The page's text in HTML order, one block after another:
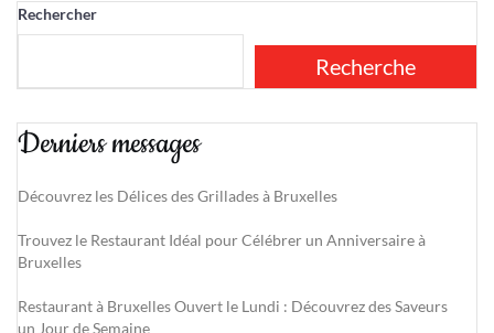
Rechercher
Recherche
Derniers messages
Découvrez les Délices des Grillades à Bruxelles
Trouvez le Restaurant Idéal pour Célébrer un Anniversaire à
Bruxelles
Restaurant à Bruxelles Ouvert le Lundi : Découvrez des Saveurs
un Jour de Semaine